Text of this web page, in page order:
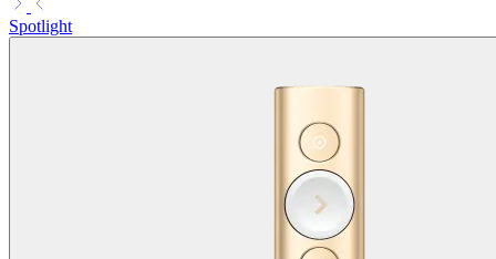
Spotlight